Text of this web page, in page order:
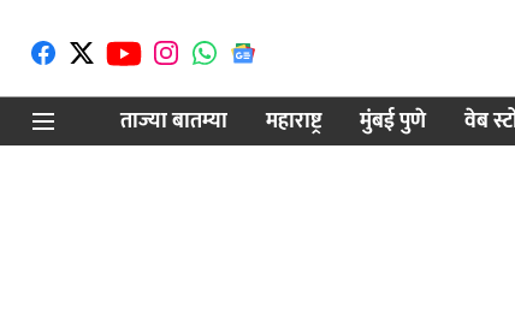
ताज्या बातम्या
महाराष्ट्र मुंबई पुणे वेब